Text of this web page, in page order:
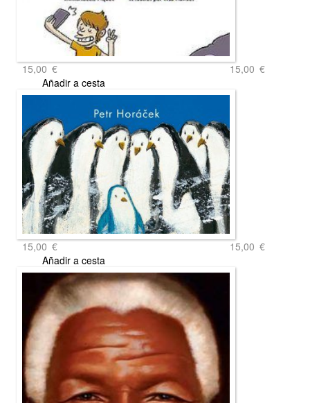
15,00 € 15,00 €
Añadir a cesta
15,00 € 15,00 €
Añadir a cesta